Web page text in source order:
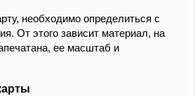
необходимо определиться с
От этого зависит материал, на
ее масштаб и